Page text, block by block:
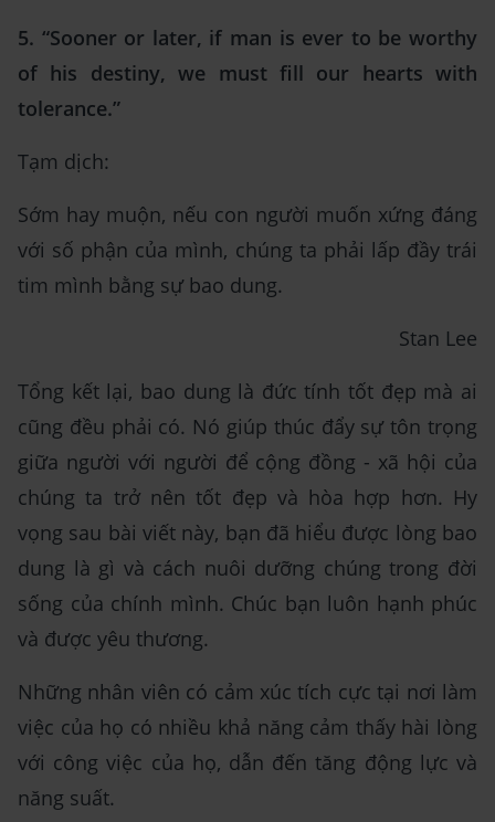
5. “Sooner or later, if man is ever to be worthy
of his destiny, we must fill our hearts with
tolerance.”
Tạm dịch:
Sớm hay muộn, nếu con người muốn xứng đáng
với số phận của mình, chúng ta phải lấp đầy trái
tim mình bằng sự bao dung.
Stan Lee
Tổng kết lại, bao dung là đức tính tốt đẹp mà ai
cũng đều phải có. Nó giúp thúc đẩy sự tôn trọng
giữa người với người để cộng đồng - xã hội của
chúng ta trở nên tốt đẹp và hòa hợp hơn. Hy
vọng sau bài viết này, bạn đã hiểu được lòng bao
dung là gì và cách nuôi dưỡng chúng trong đời
sống của chính mình. Chúc bạn luôn hạnh phúc
và được yêu thương.
Những nhân viên có cảm xúc tích cực tại nơi làm
việc của họ có nhiều khả năng cảm thấy hài lòng
với công việc của họ, dẫn đến tăng động lực và
năng suất.